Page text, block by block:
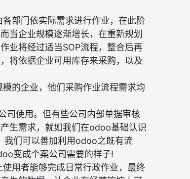
部门依实际需求进行作业，在此阶
当企业规模逐渐增长，在重新规划
业将经过适当SOP流程，整合后再
将依据企业可用库存来采购，以及
的企业，他们采购作业流程需求均
司使用。但有些公司内部单据审核
生需求，就如我们在odoo基础认识
我们可以善加利用odoo之既有流
变成个案公司需要的样子!
用者能够完成日常行政作业，最终